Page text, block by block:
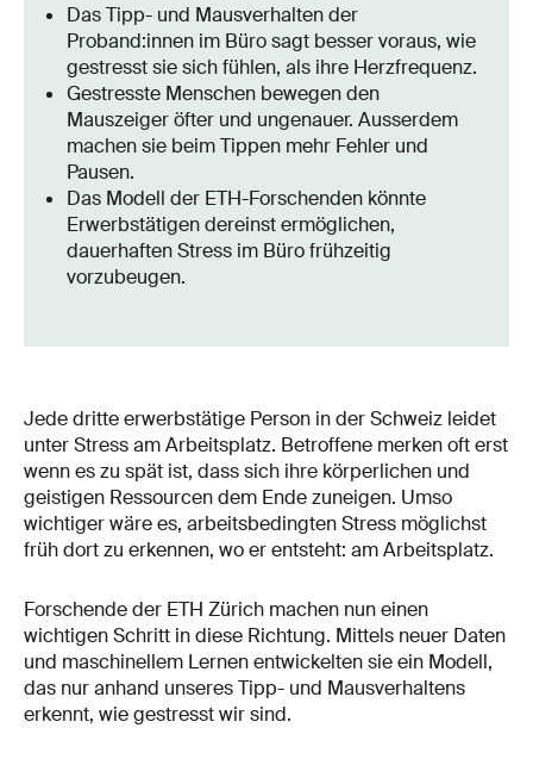
Das Tipp- und Mausverhalten der
Proband:innen im Büro sagt besser voraus, wie
gestresst sie sich fühlen, als ihre Herzfrequenz.
Gestresste Menschen bewegen den
Mauszeiger öfter und ungenauer. Ausserdem
machen sie beim Tippen mehr Fehler und
Pausen.
Das Modell der ETH-Forschenden könnte
Erwerbstätigen dereinst ermöglichen,
dauerhaften Stress im Büro frühzeitig
vorzubeugen.
Jede dritte erwerbstätige Person in der Schweiz leidet
unter Stress am Arbeitsplatz. Betroffene merken oft erst
wenn es zu spät ist, dass sich ihre körperlichen und
geistigen Ressourcen dem Ende zuneigen. Umso
wichtiger wäre es, arbeitsbedingten Stress möglichst
früh dort zu erkennen, wo er entsteht: am Arbeitsplatz.
Forschende der ETH Zürich machen nun einen
wichtigen Schritt in diese Richtung. Mittels neuer Daten
und maschinellem Lernen entwickelten sie ein Modell,
das nur anhand unseres Tipp- und Mausverhaltens
erkennt, wie gestresst wir sind.